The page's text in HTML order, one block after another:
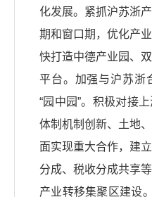
化发展。紧抓沪苏浙
期和窗口期，优化产
快打造中德产业园、
平台。加强与沪苏浙
“园中园”。积极对接
体制机制创新、土地
面实现重大合作，建
分成、税收分成共享
产业转移集聚区建设